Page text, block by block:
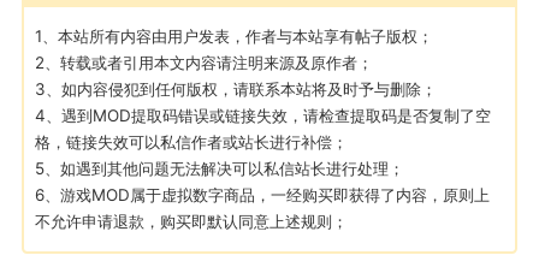
我的钱包 道具 排行榜
MOD下载 攻略教程 联机招募
1、本站所有内容由用户发表，作者与本站享有帖子版权；
2、转载或者引用本文内容请注明来源及原作者；
3、如内容侵犯到任何版权，请联系本站将及时予与删除；
4、遇到MOD提取码错误或链接失效，请检查提取码是否复制了空
格，链接失效可以私信作者或站长进行补偿；
5、如遇到其他问题无法解决可以私信站长进行处理；
6、游戏MOD属于虚拟数字商品，一经购买即获得了内容，原则上
不允许申请退款，购买即默认同意上述规则；